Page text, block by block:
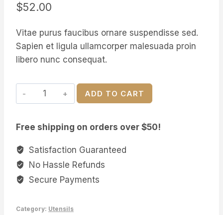
$52.00
Vitae purus faucibus ornare suspendisse sed.
Sapien et ligula ullamcorper malesuada proin
libero nunc consequat.
Versatile
Walnut
Plate
ADD TO CART
Free shipping on orders over $50!
Satisfaction Guaranteed
No Hassle Refunds
Secure Payments
Category: Utensils